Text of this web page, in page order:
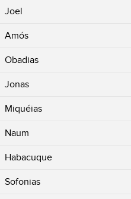
Joel
Amós
Obadias
Jonas
Miquéias
Naum
Habacuque
Sofonias